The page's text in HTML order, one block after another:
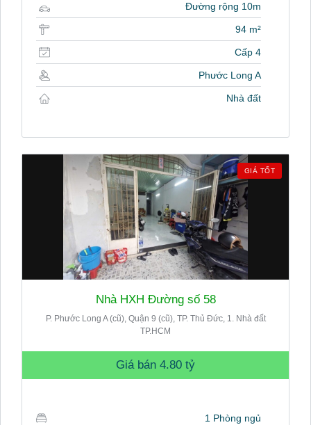
Đường rộng 10m
94 m²
Cấp 4
Phước Long A
Nhà đất
GIÁ TỐT
Nhà HXH Đường số 58
P. Phước Long A (cũ), Quận 9 (cũ), TP. Thủ Đức, 1. Nhà đất
TP.HCM
Giá bán 4.80 tỷ
1 Phòng ngủ